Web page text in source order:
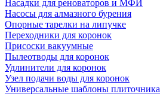
Насадки для реноваторов и МФИ
Насосы для алмазного бурения
Опорные тарелки на липучке
Переходники для коронок
Присоски вакуумные
Пылеотводы для коронок
Удлинители для коронок
Узел подачи воды для коронок
Универсальные шаблоны плиточника